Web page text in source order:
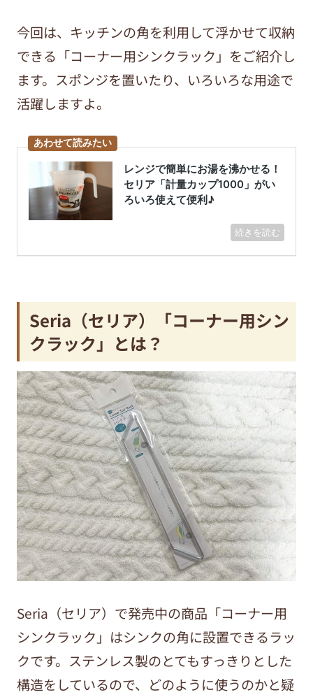
今回は、キッチンの角を利用して浮かせて収納
できる「コーナー用シンクラック」をご紹介し
ます。スポンジを置いたり、いろいろな用途で
活躍しますよ。
Seria（セリア）「コーナー用シン
クラック」とは？
Seria（セリア）で発売中の商品「コーナー用
シンクラック」はシンクの角に設置できるラッ
クです。ステンレス製のとてもすっきりとした
構造をしているので、どのように使うのかと疑